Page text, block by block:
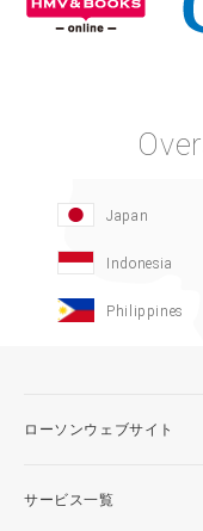
Japan
Indonesia
Philippines
ローソンウェブサイト
サービス一覧